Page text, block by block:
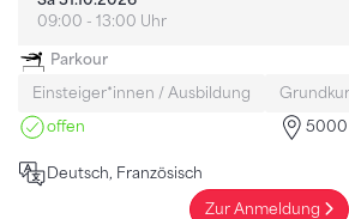
09:00 - 13:00 Uhr
Parkour
Einsteiger*innen / Ausbildung
offen
5000
Deutsch, Französisch
Zur Anmeldung